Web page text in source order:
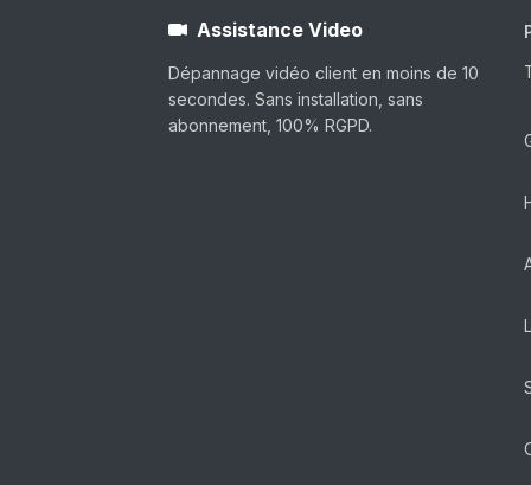
Assistance Video
Dépannage vidéo client en moins de 10
secondes. Sans installation, sans
abonnement, 100% RGPD.